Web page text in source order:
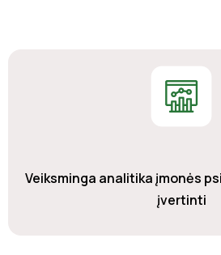
Veiksminga analitika įmonės
įvertinti